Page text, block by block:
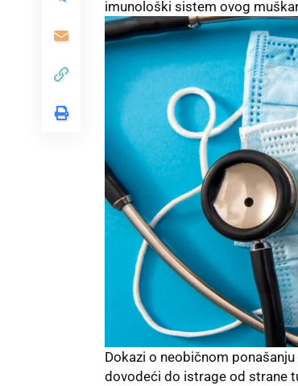
imunološki sistem ovog
Dokazi o neobičnom
dovodeći do istrage od strane